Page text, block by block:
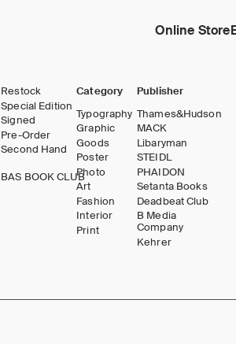
Online Store
Restock
Special Edition
Signed
Pre-Order
Second Hand
BAS BOOK CLUB
Category
Typography
Graphic
Goods
Poster
Photo
Art
Fashion
Interior
Print
Publisher
Thames&Hudson
MACK
Libaryman
STEIDL
PHAIDON
Setanta Books
Deadbeat Club
B Media
Company
Kehrer